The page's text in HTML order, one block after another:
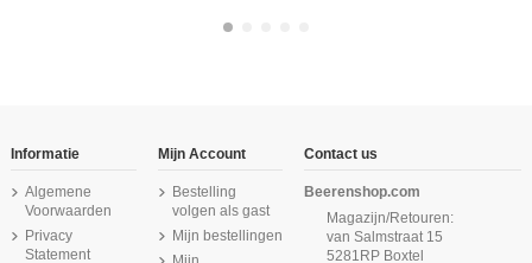
Informatie
Algemene
Voorwaarden
Privacy
Statement
Mijn Account
Bestelling
volgen als gast
Mijn bestellingen
Contact us
Beerenshop.com
Magazijn/Retouren:
van Salmstraat 15
5281RP Boxtel